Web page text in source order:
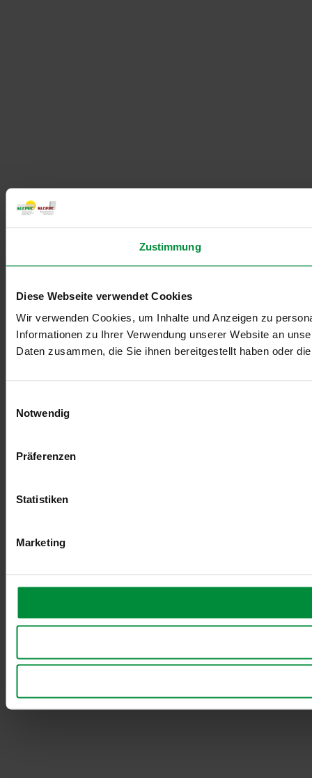
Zustimmung
Diese Webseite verwendet Cookies
Wir verwenden Cookies, um Inhalte und Anzeigen zu
Informationen zu Ihrer Verwendung unserer Website an
Daten zusammen, die Sie ihnen bereitgestellt haben oder
Notwendig
Präferenzen
Statistiken
Marketing